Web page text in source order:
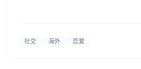
社交 海外 恋爱